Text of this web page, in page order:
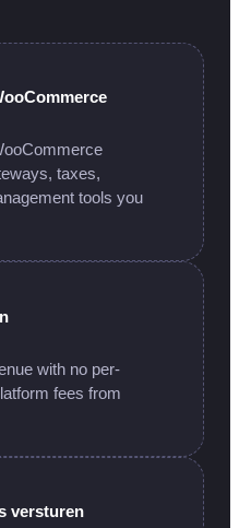
taxes,
tools you
with no per-
fees from
versturen